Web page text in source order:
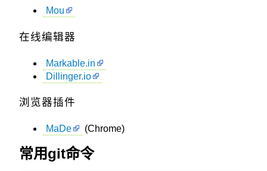
Mou
在线编辑器
Markable.in
Dillinger.io
浏览器插件
MaDe (Chrome)
常用git命令